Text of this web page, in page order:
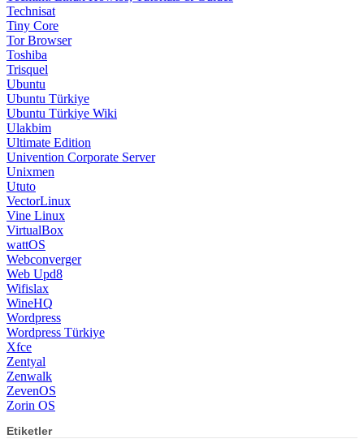
Technisat
Tiny Core
Tor Browser
Toshiba
Trisquel
Ubuntu
Ubuntu Türkiye
Ubuntu Türkiye Wiki
Ulakbim
Ultimate Edition
Univention Corporate Server
Unixmen
Ututo
VectorLinux
Vine Linux
VirtualBox
wattOS
Webconverger
Web Upd8
Wifislax
WineHQ
Wordpress
Wordpress Türkiye
Xfce
Zentyal
Zenwalk
ZevenOS
Zorin OS
Etiketler